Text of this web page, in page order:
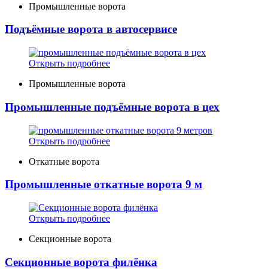
Промышленные ворота
Подъёмные ворота в автосервисе
Открыть подробнее
Промышленные ворота
Промышленные подъёмные ворота в цех
Открыть подробнее
Откатные ворота
Промышленные откатные ворота 9 м
Открыть подробнее
Секционные ворота
Секционные ворота филёнка